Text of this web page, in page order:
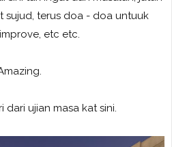
sujud, terus doa - doa untuuk
etc etc.
dari ujian masa kat sini.